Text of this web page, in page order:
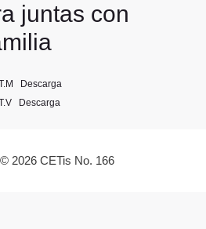
juntas con
Descarga
Descarga
2026 CETis No. 166